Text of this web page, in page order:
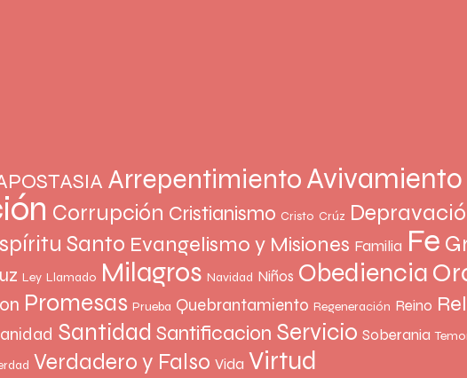
ArrepentimientoAvivamiento
Corrupción Cristianismo Cristo Crúz
Santo Evangelismo y Misiones Familia Fe
Ley Llamado Milagros Navidad Niños Obediencia
Promesas Prueba Quebrantamiento Regeneración Reino
Santidad Santificacion Servicio Soberania
Verdadero y Falso Vida Virtud